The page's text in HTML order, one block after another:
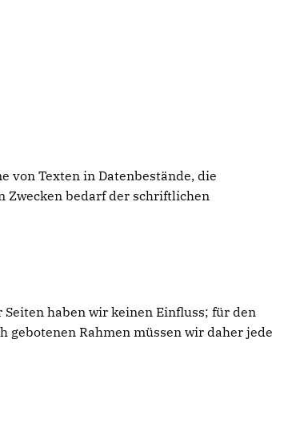
von Texten in Datenbestände, die
Zwecken bedarf der schriftlichen
haben wir keinen Einfluss; für den
Rahmen müssen wir daher jede